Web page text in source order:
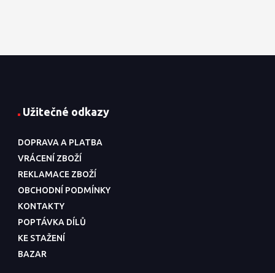
Užitečné odkazy
DOPRAVA A PLATBA
VRÁCENÍ ZBOŽÍ
REKLAMACE ZBOŽÍ
OBCHODNÍ PODMÍNKY
KONTAKTY
POPTÁVKA DÍLŮ
KE STAŽENÍ
BAZAR